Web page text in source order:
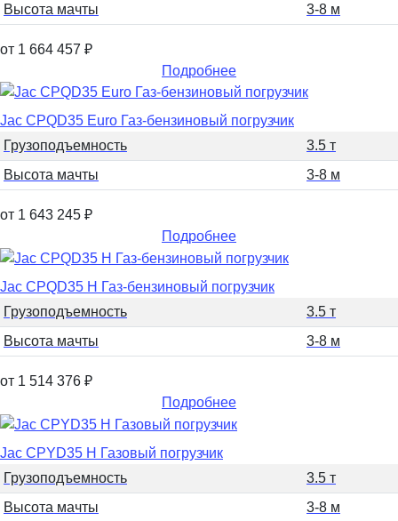
Высота мачты
3-8 м
от 1 664 457 ₽
Подробнее
Jac CPQD35 Euro Газ-бензиновый погрузчик
Грузоподъемность
3.5 т
Высота мачты
3-8 м
от 1 643 245 ₽
Подробнее
Jac CPQD35 H Газ-бензиновый погрузчик
Грузоподъемность
3.5 т
Высота мачты
3-8 м
от 1 514 376 ₽
Подробнее
Jac CPYD35 H Газовый погрузчик
Грузоподъемность
3.5 т
Высота мачты
3-8 м